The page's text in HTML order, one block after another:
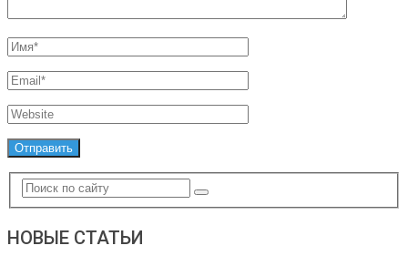
НОВЫЕ СТАТЬИ